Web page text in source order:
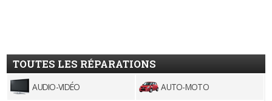
TOUTES LES RÉPARATIONS
AUDIO-VIDÉO AUTO-MOTO